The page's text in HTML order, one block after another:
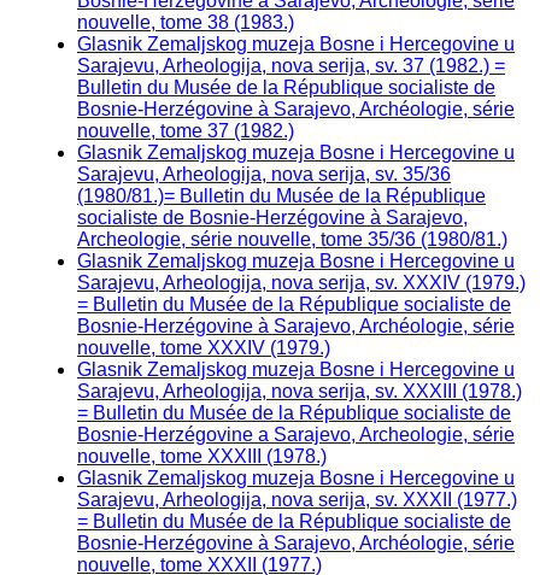
nouvelle, tome 38 (1983.)
Glasnik Zemaljskog muzeja Bosne i Hercegovine u
Sarajevu, Arheologija, nova serija, sv. 37 (1982.) =
Bulletin du Musée de la République socialiste de
Bosnie-Herzégovine à Sarajevo, Archéologie, série
nouvelle, tome 37 (1982.)
Glasnik Zemaljskog muzeja Bosne i Hercegovine u
Sarajevu, Arheologija, nova serija, sv. 35/36
(1980/81.)= Bulletin du Musée de la République
socialiste de Bosnie-Herzégovine à Sarajevo,
Archeologie, série nouvelle, tome 35/36 (1980/81.)
Glasnik Zemaljskog muzeja Bosne i Hercegovine u
Sarajevu, Arheologija, nova serija, sv. XXXIV (1979.)
= Bulletin du Musée de la République socialiste de
Bosnie-Herzégovine à Sarajevo, Archéologie, série
nouvelle, tome XXXIV (1979.)
Glasnik Zemaljskog muzeja Bosne i Hercegovine u
Sarajevu, Arheologija, nova serija, sv. XXXIII (1978.)
= Bulletin du Musée de la République socialiste de
Bosnie-Herzégovine a Sarajevo, Archeologie, série
nouvelle, tome XXXIII (1978.)
Glasnik Zemaljskog muzeja Bosne i Hercegovine u
Sarajevu, Arheologija, nova serija, sv. XXXII (1977.)
= Bulletin du Musée de la République socialiste de
Bosnie-Herzégovine à Sarajevo, Archéologie, série
nouvelle, tome XXXII (1977.)